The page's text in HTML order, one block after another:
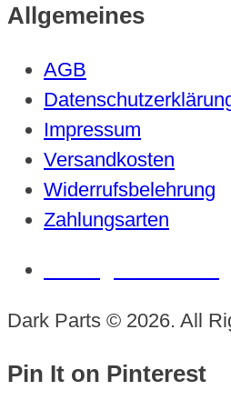
Allgemeines
AGB
Impressum
Versandkosten
Widerrufsbelehrung
Zahlungsarten
Dark Parts © 2026. All
Pin It on Pinterest